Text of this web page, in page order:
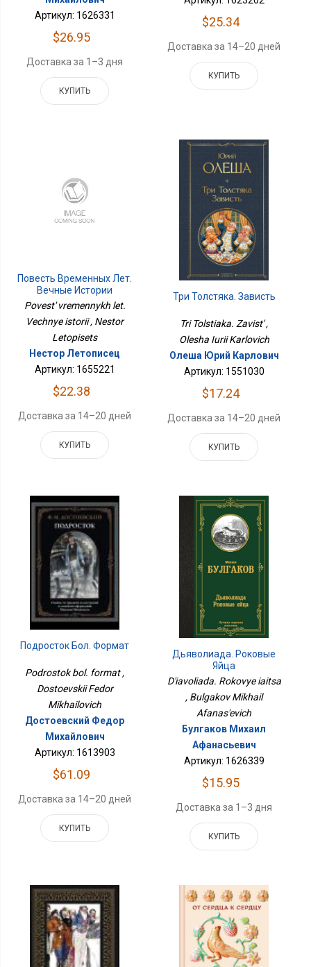
Артикул: 1626331
$26.95
Доставка за 1–3 дня
КУПИТЬ
$25.34
Доставка за 14–20 дней
КУПИТЬ
Повесть Временных Лет.
Вечные Истории
Povest' vremennykh let.
Vechnye istorii , Nestor
Letopisets
Нестор Летописец
Артикул: 1655221
$22.38
Доставка за 14–20 дней
КУПИТЬ
Три Толстяка. Зависть
Tri Tolstiaka. Zavist' ,
Olesha Iurii Karlovich
Олеша Юрий Карлович
Артикул: 1551030
$17.24
Доставка за 14–20 дней
КУПИТЬ
Подросток Бол. Формат
Podrostok bol. format ,
Dostoevskii Fedor
Mikhailovich
Достоевский Федор
Михайлович
Артикул: 1613903
$61.09
Доставка за 14–20 дней
КУПИТЬ
Дьяволиада. Роковые
Яйца
D'iavoliada. Rokovye iaitsa
, Bulgakov Mikhail
Afanas'evich
Булгаков Михаил
Афанасьевич
Артикул: 1626339
$15.95
Доставка за 1–3 дня
КУПИТЬ